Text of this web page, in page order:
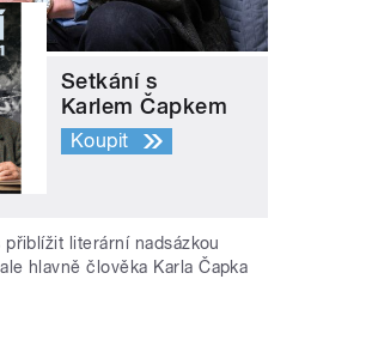
Setkání s
Karlem Čapkem
Koupit
literární nadsázkou
hlavně člověka Karla Čapka